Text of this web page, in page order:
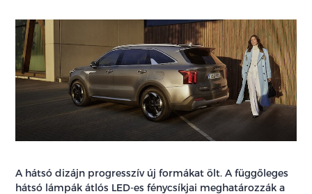
A hátsó dizájn progresszív új formákat ölt. A függőleges
hátsó lámpák átlós LED-es fénycsíkjai meghatározzák a